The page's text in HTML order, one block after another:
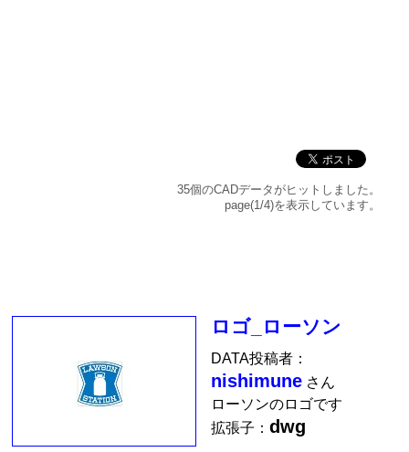
35個のCADデータがヒットしました。
page(1/4)を表示しています。
ロゴ_ローソン
DATA投稿者：
nishimune さん
ローソンのロゴです
拡張子：dwg